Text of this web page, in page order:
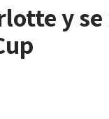
y